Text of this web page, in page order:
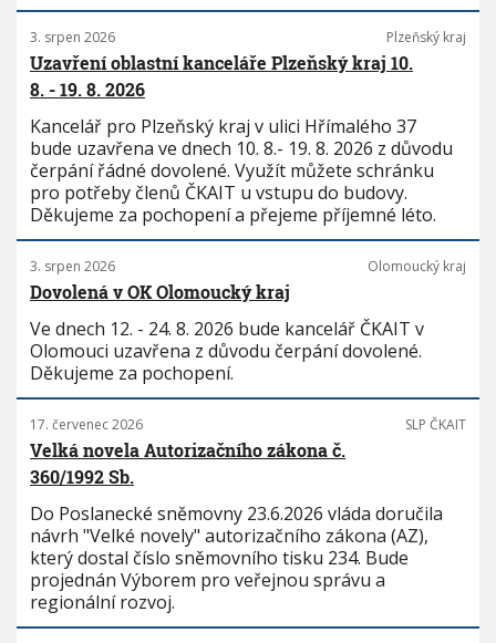
3. srpen 2026 Plzeňský kraj
Uzavření oblastní kanceláře Plzeňský kraj 10.
8. - 19. 8. 2026
Kancelář pro Plzeňský kraj v ulici Hřímalého 37
bude uzavřena ve dnech 10. 8.- 19. 8. 2026 z důvodu
čerpání řádné dovolené. Využít můžete schránku
pro potřeby členů ČKAIT u vstupu do budovy.
Děkujeme za pochopení a přejeme příjemné léto.
3. srpen 2026 Olomoucký kraj
Dovolená v OK Olomoucký kraj
Ve dnech 12. - 24. 8. 2026 bude kancelář ČKAIT v
Olomouci uzavřena z důvodu čerpání dovolené.
Děkujeme za pochopení.
17. červenec 2026 SLP ČKAIT
Velká novela Autorizačního zákona č.
360/1992 Sb.
Do Poslanecké sněmovny 23.6.2026 vláda doručila
návrh "Velké novely" autorizačního zákona (AZ),
který dostal číslo sněmovního tisku 234. Bude
projednán Výborem pro veřejnou správu a
regionální rozvoj.